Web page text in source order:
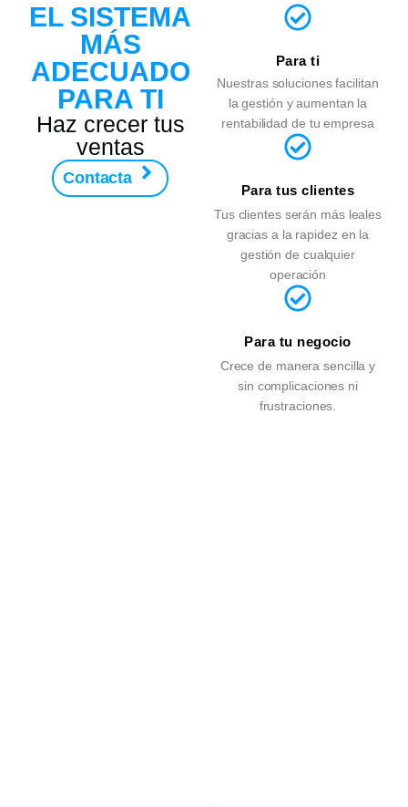
EL SISTEMA
MÁS
ADECUADO
PARA TI
Haz crecer tus
ventas
Contacta
Para ti
Nuestras soluciones facilitan
la gestión y aumentan la
rentabilidad de tu empresa
Para tus clientes
Tus clientes serán más leales
gracias a la rapidez en la
gestión de cualquier
operación
Para tu negocio
Crece de manera sencilla y
sin complicaciones ni
frustraciones.